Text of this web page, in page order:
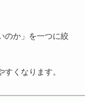
のか」を一つに絞
くなります。